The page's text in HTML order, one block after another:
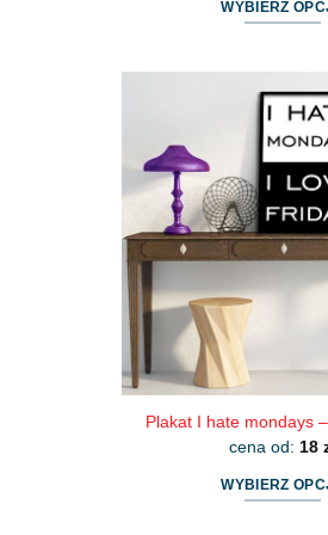
WYBIERZ
ma
wiele
Opcje
wybrać
na
Plakat I hate mondays
cena od: 18
WYBIERZ